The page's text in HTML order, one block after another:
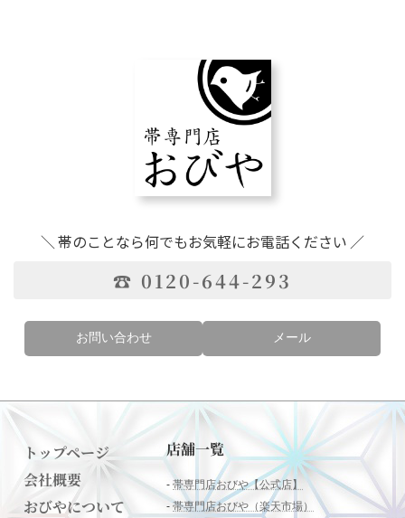
＼ 帯のことなら何でもお気軽にお電話ください ／
☎ 0120-644-293
お問い合わせ メール
トップページ
会社概要
おびやについて
店舗一覧
-帯専門店おびや【公式店】
-帯専門店おびや（楽天市場）